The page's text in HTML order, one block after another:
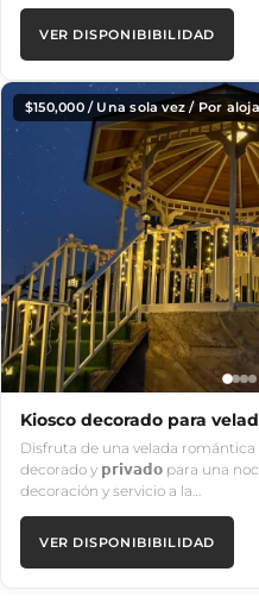
VER DISPONIBIBILIDAD
$150,000/ Una sola vez / Por
Kiosco decorado para
Disfruta de una velada
decorado y 𝗽𝗿𝗶𝘃𝗮𝗱𝗼 para una
decoración y servicio a la…
VER DISPONIBIBILIDAD